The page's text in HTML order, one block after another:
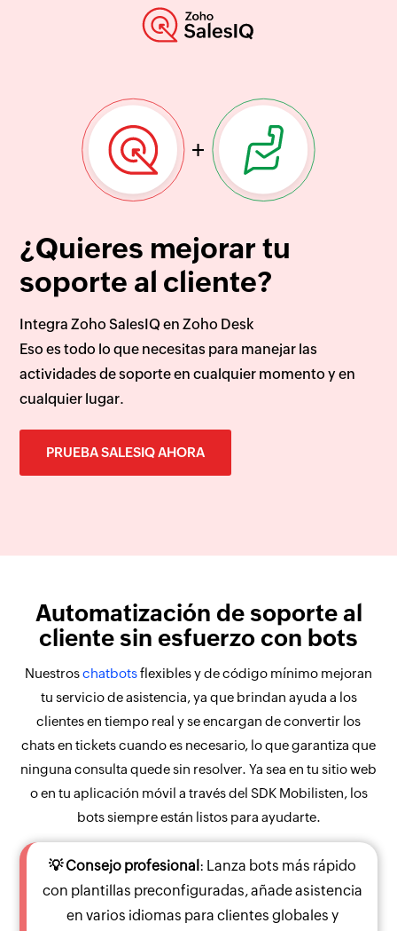
+
¿Quieres mejorar tu
soporte al cliente?
Integra Zoho SalesIQ en Zoho Desk
Eso es todo lo que necesitas para manejar las
actividades de soporte en cualquier momento y en
cualquier lugar.
PRUEBA SALESIQ AHORA
Automatización de soporte al
cliente sin esfuerzo con bots
Nuestroschatbotsflexibles y de código mínimo mejoran
tu servicio de asistencia, ya que brindan ayuda a los
clientes en tiempo real y se encargan de convertir los
chats en tickets cuando es necesario, lo que garantiza que
ninguna consulta quede sin resolver. Ya sea en tu sitio web
o en tu aplicación móvil a través del SDK Mobilisten, los
bots siempre están listos para ayudarte.
💡 Consejo profesional: Lanza bots más rápido
con plantillas preconfiguradas, añade asistencia
en varios idiomas para clientes globales y